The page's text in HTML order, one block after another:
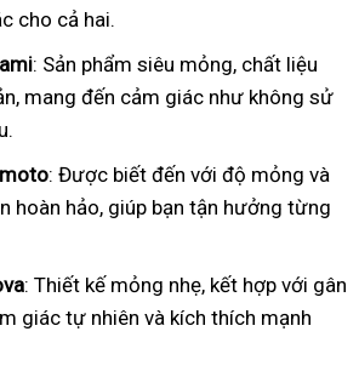
cho cả hai.
: Sản phẩm siêu mỏng, chất liệu
mang đến cảm giác như không sử
: Được biết đến với độ mỏng và
hoàn hảo, giúp bạn tận hưởng từng
: Thiết kế mỏng nhẹ, kết hợp với gân
giác tự nhiên và kích thích mạnh